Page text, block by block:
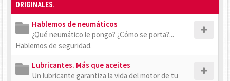
ORIGINALES.
Hablemos de neumáticos
¿Qué neumático le pongo? ¿Cómo se porta?...
Hablemos de seguridad.
Lubricantes. Más que aceites
Un lubricante garantiza la vida del motor de tu